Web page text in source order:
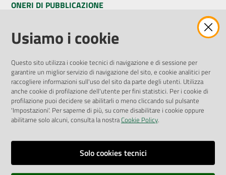
ONERI DI PUBBLICAZIONE
Amministrazione Trasparente
Pubblicità legale
Privacy Policy
Attuazione Misure PNRR
Liste di Attesa
ENTI, IMPRESE E PARTNER
Fatturazione Elettronica
Richiesta Patrocinio
Usiamo i cookie
Questo sito utilizza i cookie tecnici di navigazione e di sessione per
garantire un miglior servizio di navigazione del sito, e cookie analitici per
raccogliere informazioni sull'uso del sito da parte degli utenti. Utilizza
anche cookie di profilazione dell'utente per fini statistici. Per i cookie di
profilazione puoi decidere se abilitarli o meno cliccando sul pulsante
'Impostazioni'. Per saperne di più, su come disabilitare i cookie oppure
abilitarne solo alcuni, consulta la nostraCookie Policy.
Solo cookies tecnici